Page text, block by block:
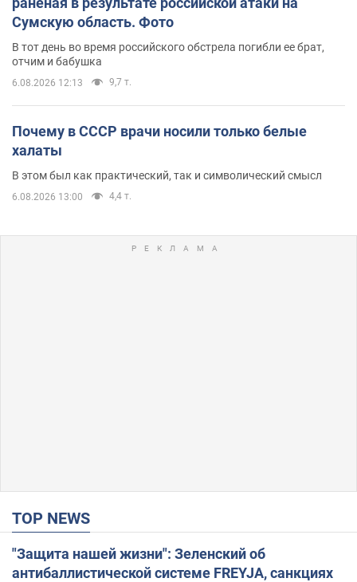
Сумскую область. Фото
В тот день во время российского обстрела погибли ее брат,
отчим и бабушка
6.08.2026 12:13 9,7 т.
Почему в СССР врачи носили только белые
халаты
В этом был как практический, так и символический смысл
6.08.2026 13:00 4,4 т.
TOP NEWS
"Защита нашей жизни": Зеленский об
антибаллистической системе FREYJA, санкциях